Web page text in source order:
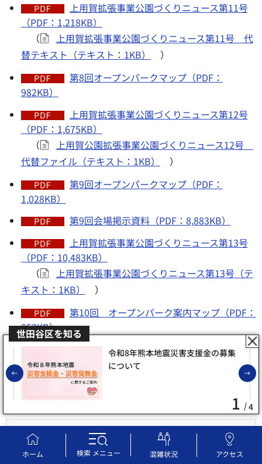
ホーム 検索メニュー 混雑状況 アクセス
上用賀拡張事業公園づくりニュース第11号
（PDF：1,218KB）
（
上用賀拡張事業公園づくりニュース第11号 代
替テキスト（テキスト：1KB）
）
第8回オープンパークマップ（PDF：
982KB）
上用賀拡張事業公園づくりニュース第12号
（PDF：1,675KB）
（
上用賀公園拡張事業公園づくりニュース12号
代替ファイル（テキスト：1KB）
）
第9回オープンパークマップ（PDF：
1,028KB）
第9回会場掲示資料（PDF：8,883KB）
上用賀拡張事業公園づくりニュース第13号
（PDF：10,483KB）
（
上用賀拡張事業公園づくりニュース第13号（テ
キスト：1KB）
）
第10回 オープンパーク案内マップ（PDF：
853KB）
関連リンク
上用賀公園拡張事業に関するまとめ
お問い合わせ先
世田谷区を知る
前のスライドを表示
1 4
令和8年熊本地震災害支援金の募集
について